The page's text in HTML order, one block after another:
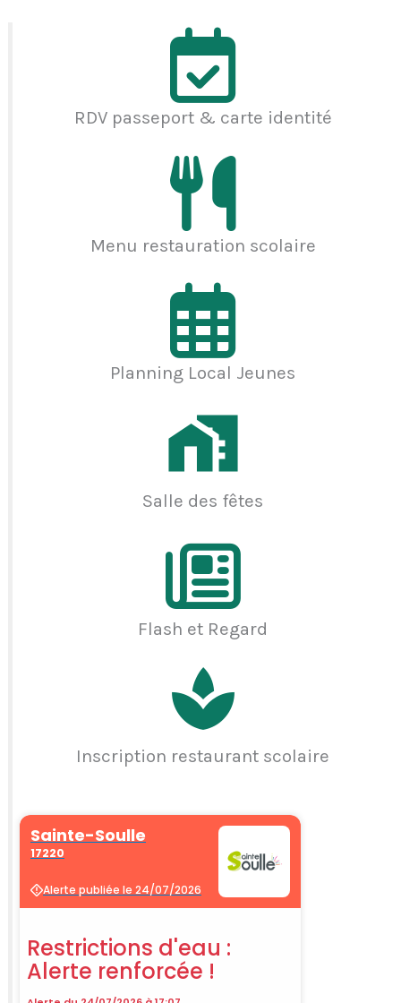
RDV passeport & carte identité
Menu restauration scolaire
Planning Local Jeunes
Salle des fêtes
Flash et Regard
Inscription restaurant scolaire